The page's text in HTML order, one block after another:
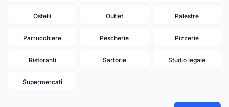
Ostelli Outlet Palestre
Parrucchiere Pescherie Pizzerie
Ristoranti Sartorie Studio legale
Supermercati